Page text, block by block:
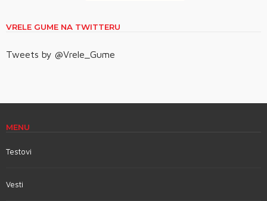
VRELE GUME NA TWITTERU
Tweets by @Vrele_Gume
MENU
Testovi
Vesti